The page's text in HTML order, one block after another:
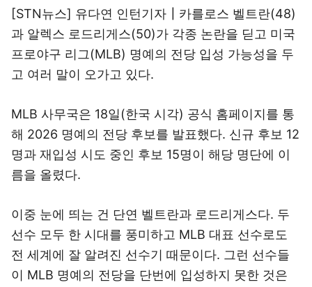
[STN뉴스] 유다연 인턴기자┃카를로스 벨트란(48)
과 알렉스 로드리게스(50)가 각종 논란을 딛고 미국
프로야구 리그(MLB) 명예의 전당 입성 가능성을 두
고 여러 말이 오가고 있다.
MLB 사무국은 18일(한국 시각) 공식 홈페이지를 통
해 2026 명예의 전당 후보를 발표했다. 신규 후보 12
명과 재입성 시도 중인 후보 15명이 해당 명단에 이
름을 올렸다.
이중 눈에 띄는 건 단연 벨트란과 로드리게스다. 두
선수 모두 한 시대를 풍미하고 MLB 대표 선수로도
전 세계에 잘 알려진 선수기 때문이다. 그런 선수들
이 MLB 명예의 전당을 단번에 입성하지 못한 것은